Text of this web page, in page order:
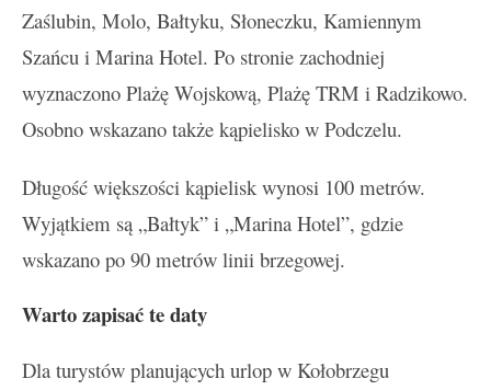
Zaślubin, Molo, Bałtyku, Słoneczku, Kamiennym
Szańcu i Marina Hotel. Po stronie zachodniej
wyznaczono Plażę Wojskową, Plażę TRM i Radzikowo.
Osobno wskazano także kąpielisko w Podczelu.
Długość większości kąpielisk wynosi 100 metrów.
Wyjątkiem są „Bałtyk” i „Marina Hotel”, gdzie
wskazano po 90 metrów linii brzegowej.
Warto zapisać te daty
Dla turystów planujących urlop w Kołobrzegu